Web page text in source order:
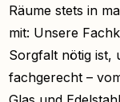
Räume stets in
mit: Unsere
Sorgfalt nötig ist,
fachgerecht –